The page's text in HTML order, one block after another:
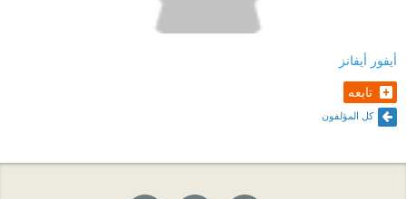
أيفور أيفانز
تابعه
كل المؤلفون